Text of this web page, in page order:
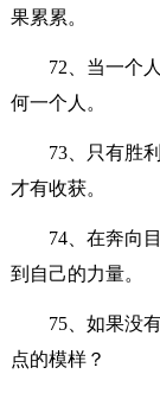
果累累。
72、当一个
何一个人。
73、只有胜
才有收获。
74、在奔向
到自己的力量。
75、如果没
点的模样？